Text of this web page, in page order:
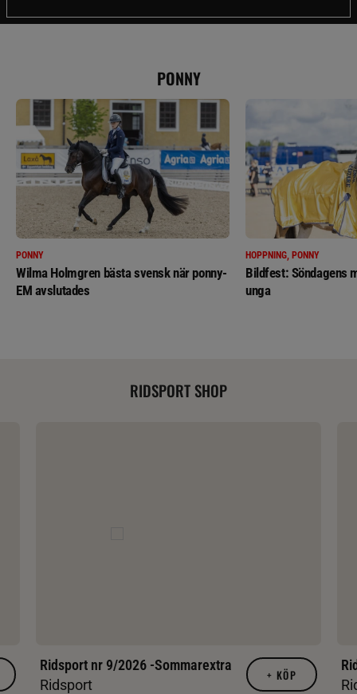
PONNY
PONNY
Wilma Holmgren bästa svensk när ponny-
EM avslutades
HOPPNING, PONNY
Bildfest: Söndagens
unga
RIDSPORT SHOP
Ridsport nr 9/2026 -Sommarextra
Ridsport
+ KÖP